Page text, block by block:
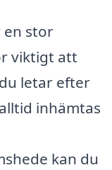
stor
viktigt att
letar efter
inhämtas
kan du